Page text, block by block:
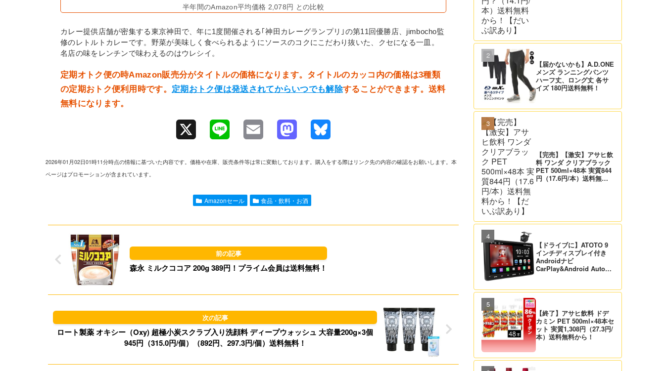
半年間のAmazon平均価格 2,078円 との比較
カレー提供店舗が密集する東京神田で、年に1度開催される｢神田カレーグランプリ｣の第11回優勝店、jimbocho監
修のレトルトカレーです。野菜が美味しく食べられるようにソースのコクにこだわり抜いた、クセになる一皿。
名店の味をレンチンで味わえるのはウレシイ。
定期オトク便の時Amazon販売分がタイトルの価格になります。タイトルのカッコ内の価格は3種類
の定期おトク便利用時です。 定期おトク便は発送されてからいつでも解除することができます。送料
無料になります。
l o
d
o
n
k
2026年01月02日01時11分時点の情報に基づいた内容です。価格や在庫、販売条件等は常に変動しております。購入をする際はリンク先の内容の確認をお願いします。本
ページはプロモーションが含まれています。
Amazonセール 食品・飲料・お酒
森永 ミルクココア 200g 389円！プライム会員は送料無料！
ロート製薬 オキシー（Oxy) 超極小炭スクラブ入り洗顔料 ディープウォッシュ 大容量200g×3個
945円（315.0円/個）（892円、297.3円/個）送料無料！
【届かないかも】A.D.ONE
メンズ ランニングパンツ
ハーフ丈、ロング丈 各サ
イズ 180円送料無料！
【完売】【激安】アサヒ飲
料 ワンダ クリアブラック
PET 500ml×48本 実質844
円（17.6円/本）送料無料
【ドライブに】ATOTO 9
インチディスプレイ付き
Androidナビ
CarPlay&Android Auto対
【終了】アサヒ飲料 ドデ
カミン PET 500ml×48本セ
ット 実質1,308円（27.3円/
本）送料無料から！